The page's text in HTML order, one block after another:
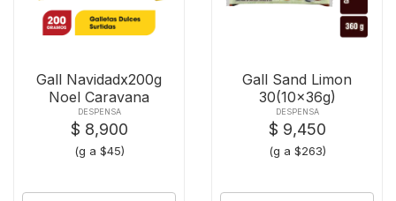
Gall Navidadx200g
Noel Caravana
DESPENSA
$ 8,900
(g a $45)
Gall Sand Limon
30(10x36g)
Cocosettex30
DESPENSA
$ 9,450
(g a $263)